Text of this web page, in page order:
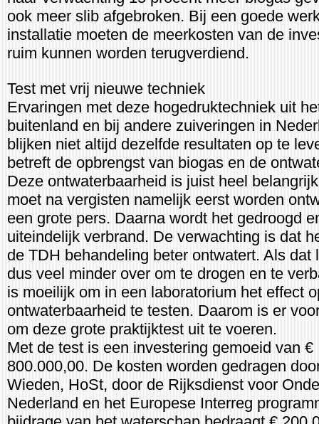
ook meer slib afgebroken. Bij een goede
installatie moeten de meerkosten van de
ruim kunnen worden terugverdiend.
Test met vrij nieuwe techniek
Ervaringen met deze hogedruktechniek uit
buitenland en bij andere zuiveringen in
blijken niet altijd dezelfde resultaten op te
betreft de opbrengst van biogas en de
Deze ontwaterbaarheid is juist heel
moet na vergisten namelijk eerst worden
een grote pers. Daarna wordt het gedroogd
uiteindelijk verbrand. De verwachting is dat
de TDH behandeling beter ontwatert. Als dat
dus veel minder over om te drogen en te
is moeilijk om in een laboratorium het effect
ontwaterbaarheid te testen. Daarom is er
om deze grote praktijktest uit te voeren.
Met de test is een investering gemoeid van €
800.000,00. De kosten worden gedragen
Wieden, HoSt, door de Rijksdienst voor
Nederland en het Europese Interreg